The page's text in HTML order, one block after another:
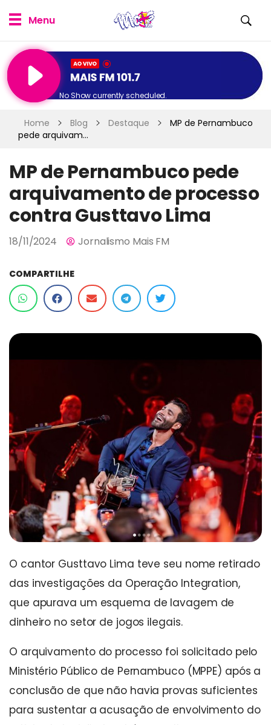
No Show currently scheduled.
Home Blog Destaque
MP de Pernambuco
pede arquivam...
MP de Pernambuco pede
arquivamento de processo
contra Gusttavo Lima
18/11/2024 Jornalismo Mais FM
COMPARTILHE
O cantor Gusttavo Lima teve seu nome retirado
das investigações da Operação Integration,
que apurava um esquema de lavagem de
dinheiro no setor de jogos ilegais.
O arquivamento do processo foi solicitado pelo
Ministério Público de Pernambuco (MPPE) após a
conclusão de que não havia provas suficientes
para sustentar a acusação de envolvimento do